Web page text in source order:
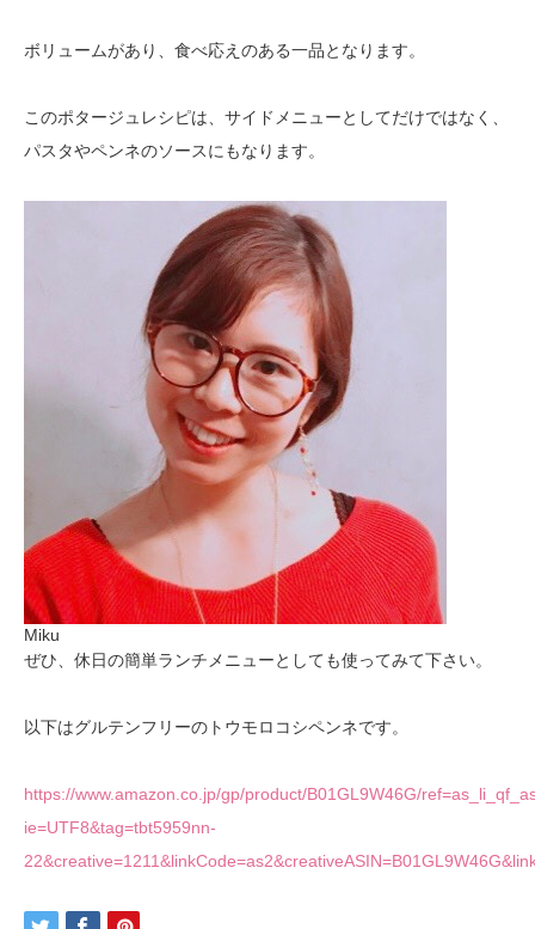
ボリュームがあり、食べ応えのある一品となります。
このポタージュレシピは、サイドメニューとしてだけではなく、
パスタやペンネのソースにもなります。
Miku
ぜひ、休日の簡単ランチメニューとしても使ってみて下さい。
以下はグルテンフリーのトウモロコシペンネです。
https://www.amazon.co.jp/gp/product/B01GL9W46G/
ie=UTF8&tag=tbt5959nn-